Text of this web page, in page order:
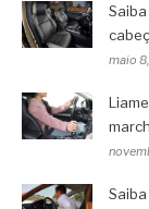
maio